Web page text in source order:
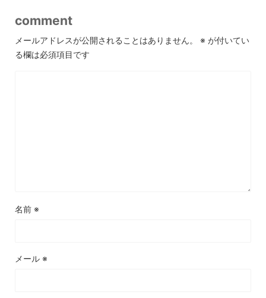
comment
メールアドレスが公開されることはありません。 ※ が付いてい
る欄は必須項目です
名前 ※
メール ※